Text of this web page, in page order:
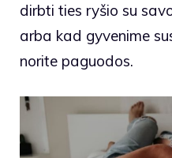
dirbti ties ryšio su
arba kad gyvenime
norite paguodos.